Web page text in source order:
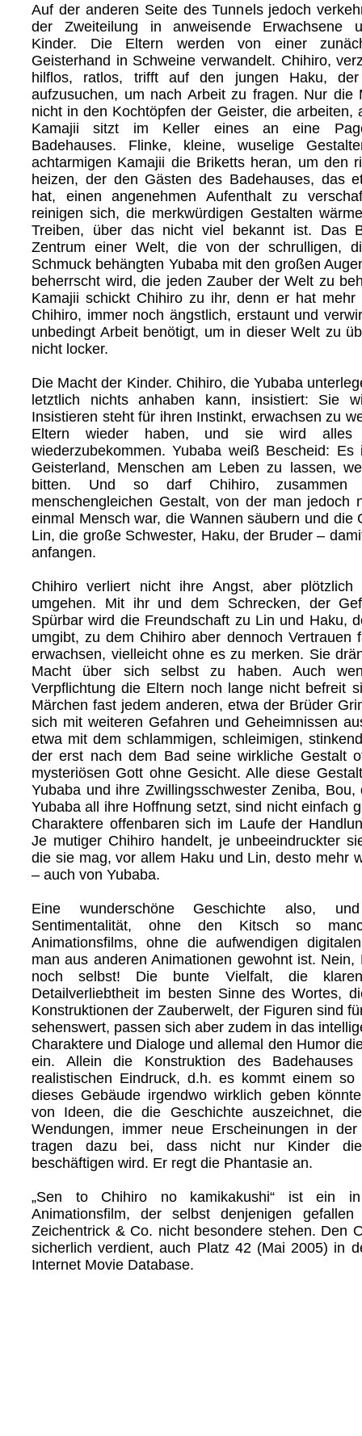
Auf der anderen Seite des Tunnels jedoch
der Zweiteilung in anweisende Erwachsene
Kinder. Die Eltern werden von einer
Geisterhand in Schweine verwandelt. Chihiro,
hilflos, ratlos, trifft auf den jungen Haku,
aufzusuchen, um nach Arbeit zu fragen. Nur die
nicht in den Kochtöpfen der Geister, die arbeiten,
Kamajii sitzt im Keller eines an eine
Badehauses. Flinke, kleine, wuselige
achtarmigen Kamajii die Briketts heran, um den
heizen, der den Gästen des Badehauses, das
hat, einen angenehmen Aufenthalt zu
reinigen sich, die merkwürdigen Gestalten
Treiben, über das nicht viel bekannt ist. Das
Zentrum einer Welt, die von der schrulligen,
Schmuck behängten Yubaba mit den großen
beherrscht wird, die jeden Zauber der Welt zu
Kamajii schickt Chihiro zu ihr, denn er hat mehr
Chihiro, immer noch ängstlich, erstaunt und
unbedingt Arbeit benötigt, um in dieser Welt zu
nicht locker.
Die Macht der Kinder. Chihiro, die Yubaba
letztlich nichts anhaben kann, insistiert: Sie
Insistieren steht für ihren Instinkt, erwachsen zu
Eltern wieder haben, und sie wird
wiederzubekommen. Yubaba weiß Bescheid:
Geisterland, Menschen am Leben zu lassen,
bitten. Und so darf Chihiro,
menschengleichen Gestalt, von der man jedoch
einmal Mensch war, die Wannen säubern und die
Lin, die große Schwester, Haku, der Bruder –
anfangen.
Chihiro verliert nicht ihre Angst, aber
umgehen. Mit ihr und dem Schrecken, der
Spürbar wird die Freundschaft zu Lin und Haku,
umgibt, zu dem Chihiro aber dennoch Vertrauen
erwachsen, vielleicht ohne es zu merken. Sie
Macht über sich selbst zu haben. Auch
Verpflichtung die Eltern noch lange nicht befreit
Märchen fast jedem anderen, etwa der Brüder
sich mit weiteren Gefahren und Geheimnissen
etwa mit dem schlammigen, schleimigen,
der erst nach dem Bad seine wirkliche Gestalt
mysteriösen Gott ohne Gesicht. Alle diese
Yubaba und ihre Zwillingsschwester Zeniba,
Yubaba all ihre Hoffnung setzt, sind nicht einfach
Charaktere offenbaren sich im Laufe der
Je mutiger Chihiro handelt, je unbeeindruckter
die sie mag, vor allem Haku und Lin, desto mehr
– auch von Yubaba.
Eine wunderschöne Geschichte also,
Sentimentalität, ohne den Kitsch so
Animationsfilms, ohne die aufwendigen
man aus anderen Animationen gewohnt ist. Nein,
noch selbst! Die bunte Vielfalt, die
Detailverliebtheit im besten Sinne des Wortes,
Konstruktionen der Zauberwelt, der Figuren sind
sehenswert, passen sich aber zudem in das
Charaktere und Dialoge und allemal den Humor
ein. Allein die Konstruktion des
realistischen Eindruck, d.h. es kommt einem
dieses Gebäude irgendwo wirklich geben
von Ideen, die die Geschichte auszeichnet,
Wendungen, immer neue Erscheinungen in
tragen dazu bei, dass nicht nur Kinder
beschäftigen wird. Er regt die Phantasie an.
„Sen to Chihiro no kamikakushi“ ist ein
Animationsfilm, der selbst denjenigen
Zeichentrick & Co. nicht besondere stehen. Den
sicherlich verdient, auch Platz 42 (Mai 2005) in
Internet Movie Database.